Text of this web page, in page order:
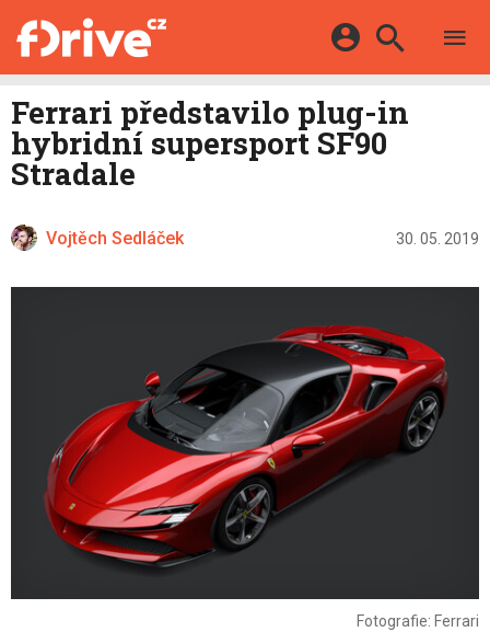
KATALOG
MAPA STANIC
DALŠÍ
HYBRIDY
E-MOTORSPORT
OSTATNÍ
Facebook Google
Ferrari představilo plug-in
hybridní supersport SF90
Stradale
Vojtěch Sedláček 30. 05. 2019
Fotografie: Ferrari